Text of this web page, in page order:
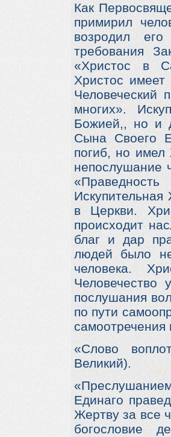
Как
примирил
возродил
требования
«Христос в
Христос
Человеческий
многих».
Божией,, но и
Сына Своего
погиб, но
непослушание
в Церкви.
происходит
благ и дар
людей было
человека.
Человечество
послушания
по пути
самоотречения
«Слово
Великий).
Единаго
Жертву за все
богословие